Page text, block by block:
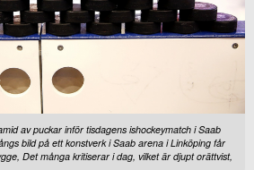
av puckar inför tisdagens ishockeymatch i Saab
bild på ett konstverk i Saab arena i Linköping får
Det många kritiserar i dag, vilket är djupt orättvist,